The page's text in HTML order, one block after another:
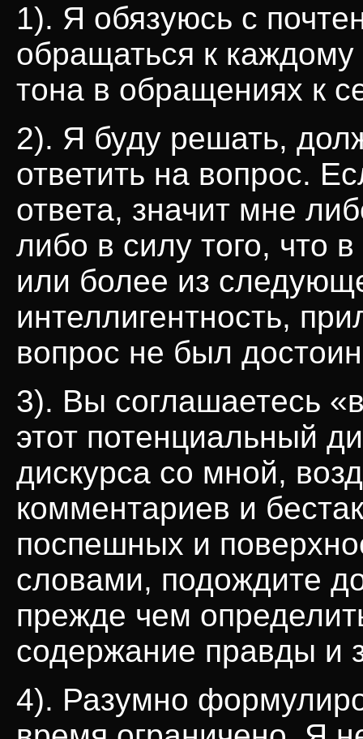
1). Я обязуюсь с
обращаться к
тона в обращениях к
2). Я буду решать,
ответить на вопрос.
ответа, значит мне
либо в силу того, что
или более из
интеллигентность,
вопрос не был
3). Вы соглашаетесь
этот потенциальный
дискурса со мной,
комментариев и
поспешных и
словами, подождите
прежде чем
содержание правды и
4). Разумно